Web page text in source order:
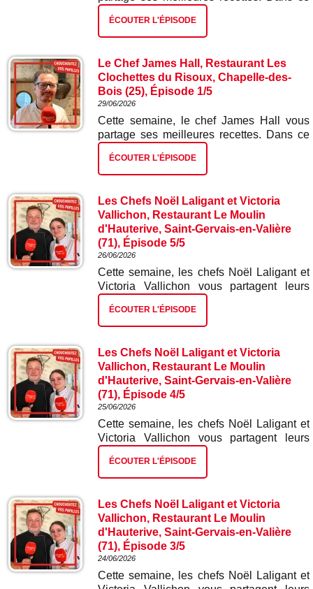
deuxième épisode : tarte tatin d'oignons
rouges.
ÉCOUTER L'ÉPISODE
Le Chef James Hall, Restaurant Les
Clochettes du Risoux, Chapelle-des-
Bois (25), Épisode 1/5
29/06/2026
Cette semaine, le chef James Hall vous
partage ses meilleures recettes. Dans ce
premier épisode : blinis et mousse de truite
fumée.
ÉCOUTER L'ÉPISODE
Les Chefs Noël Laligant et Victoria
Vallichon, Restaurant Le Moulin
d'Hauterive, Saint-Gervais-en-Valière
(71), Épisode 5/5
26/06/2026
Cette semaine, les chefs Noël Laligant et
Victoria Vallichon vous partagent leurs
meilleures recettes. Dans ce cinquième et
dernier épisode : nougat glacé.
ÉCOUTER L'ÉPISODE
Les Chefs Noël Laligant et Victoria
Vallichon, Restaurant Le Moulin
d'Hauterive, Saint-Gervais-en-Valière
(71), Épisode 4/5
25/06/2026
Cette semaine, les chefs Noël Laligant et
Victoria Vallichon vous partagent leurs
meilleures recettes. Dans ce quatrième
épisode : poitrine de porc confite.
ÉCOUTER L'ÉPISODE
Les Chefs Noël Laligant et Victoria
Vallichon, Restaurant Le Moulin
d'Hauterive, Saint-Gervais-en-Valière
(71), Épisode 3/5
24/06/2026
Cette semaine, les chefs Noël Laligant et